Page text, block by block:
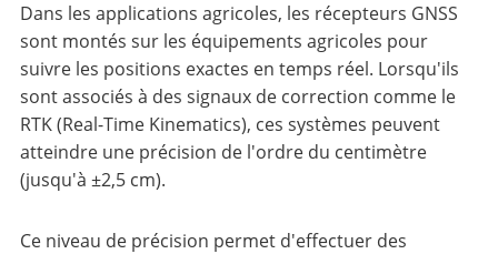
Dans les applications agricoles, les récepteurs GNSS
sont montés sur les équipements agricoles pour
suivre les positions exactes en temps réel. Lorsqu'ils
sont associés à des signaux de correction comme le
RTK (Real-Time Kinematics), ces systèmes peuvent
atteindre une précision de l'ordre du centimètre
(jusqu'à ±2,5 cm).
Ce niveau de précision permet d'effectuer des